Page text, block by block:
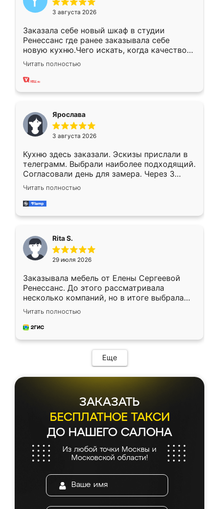
3 августа 2026
Заказала себе новый шкаф в студии
Ренессанс где ранее заказывала себе
новую кухню.Чего искать, когда качеством
вполне довольна. Служит кухня уже почти
два года, нареканий нет.
Читать полностью
Ярослава
3 августа 2026
Кухню здесь заказали. Эскизы прислали в
телеграмм. Выбрали наиболее подходящий.
Согласовали день для замера. Через 3
недели кухня была уже готова. Остались
довольны работой. Спасибо Ренессанс
мебель за качественную работу!
Читать полностью
Rita S.
29 июля 2026
Заказывала мебель от Елены Сергеевой
Ренессанс. До этого рассматривала
несколько компаний, но в итоге выбрала
эту. Сначала обговорили условия, потом
приехал замерщик, всё спокойно объяснил
и снял размеры. Изготовили в срок, с
мебель сразу встала на свое место без
каких-либо доработок. Качеством осталась
довольна, все выглядит так, как и ожидала.
Читать полностью
Еще
ЗАКАЗАТЬ
БЕСПЛАТНОЕ ТАКСИ
ДО НАШЕГО САЛОНА
Из любой точки Москвы и
Московской области!